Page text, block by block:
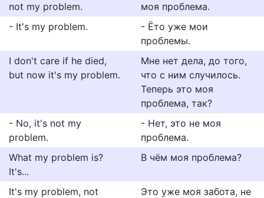
not my problem.
моя проблема.
- It's my problem.
- Ёто уже мои
проблемы.
I don't care if he died,
but now it's my problem.
Мне нет дела, до того,
что с ним случилось.
Теперь это моя
проблема, так?
- No, it's not my
problem.
- Нет, это не моя
проблема.
What my problem is?
It's...
В чём моя проблема?
It's my problem, not
Это уже моя забота, не